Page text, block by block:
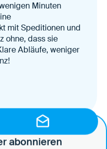
Minuten
mit Speditionen und
ohne, dass sie
Abläufe, weniger
abonnieren